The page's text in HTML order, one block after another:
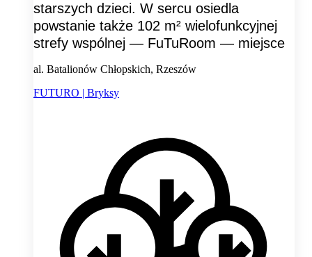
starszych dzieci. W sercu osiedla
powstanie także 102 m² wielofunkcyjnej
strefy wspólnej — FuTuRoom — miejsce
al. Batalionów Chłopskich, Rzeszów
FUTURO | Bryksy